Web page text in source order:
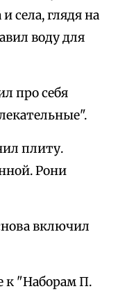
села, глядя на
воду для
про себя
плиту.
Рони
включил
к "Наборам П.